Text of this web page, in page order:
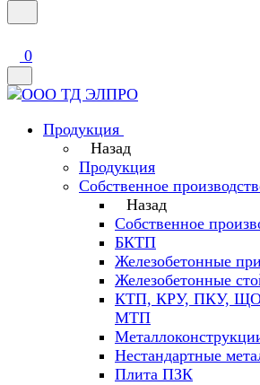
0
Продукция
Назад
Продукция
Собственное
Назад
Собственное
БКТП
Железобетонные
Железобетонные
КТП, КРУ, ПКУ,
МТП
Нестандартные
Плита ПЗК